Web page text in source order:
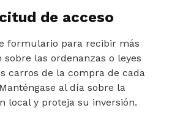
de acceso
formulario para recibir más
las ordenanzas o leyes
carros de la compra de cada
al día sobre la
local y proteja su inversión.